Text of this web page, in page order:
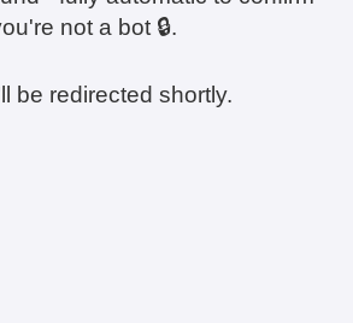
not a bot 🔒.
be redirected shortly.